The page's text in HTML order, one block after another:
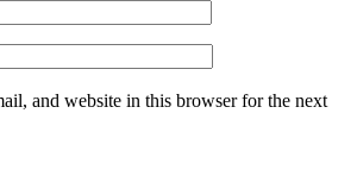
and website in this browser for the next